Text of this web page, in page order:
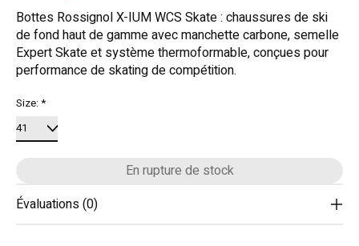
Bottes Rossignol X-IUM WCS Skate : chaussures de ski
de fond haut de gamme avec manchette carbone, semelle
Expert Skate et système thermoformable, conçues pour
performance de skating de compétition.
Size:*
En rupture de stock
Évaluations (0)